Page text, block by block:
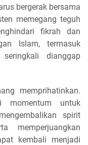
bergerak bersama
memegang teguh
fikrah dan
Islam, termasuk
dianggap
memprihatinkan.
momentum untuk
spirit
memperjuangkan
kembali menjadi